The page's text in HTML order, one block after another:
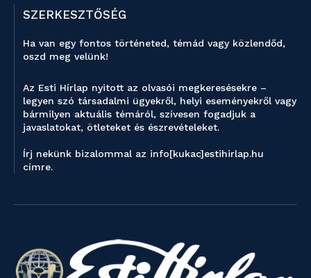
SZERKESZTŐSÉG
Ha van egy fontos történeted, témád vagy közlendőd,
oszd meg velünk!
Az Esti Hírlap nyitott az olvasói megkeresésekre –
legyen szó társadalmi ügyekről, helyi eseményekről vagy
bármilyen aktuális témáról, szívesen fogadjuk a
javaslatokat, ötleteket és észrevételeket.
Írj nekünk bizalommal az info[kukac]estihirlap.hu
címre.